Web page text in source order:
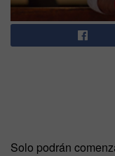
Solo podrán